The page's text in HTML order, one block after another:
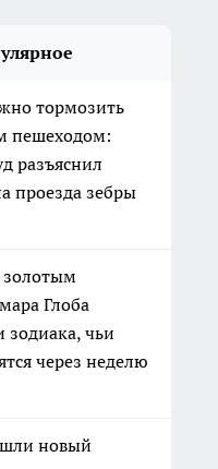
тормозить
пешеходом:
разъяснил
проезда зебры
золотым
Глоба
зодиака, чьи
через неделю
новый